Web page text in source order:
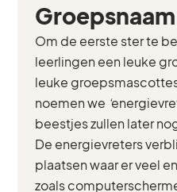
Groepsnaam
Om de eerste ster te
leerlingen een leuke
leuke
noemen we ‘
beestjes zullen later
De energievreters
plaatsen waar er veel
zoals